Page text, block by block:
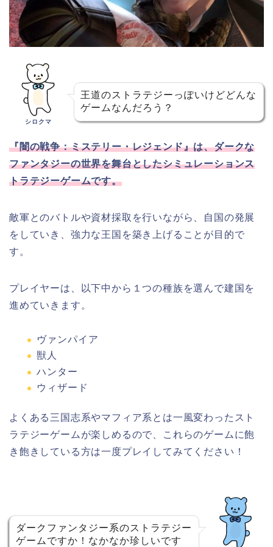
シロクマ
王道のストラテジーっぽいけどどんな
ゲームなんだろう？
『闇の戦争：ミステリー・レジェンド』は、ダークな
ファンタジーの世界を舞台としたシミュレーションス
トラテジーゲームです。
敵軍とのバトルや資材採取を行いながら、自国の発展
をしていき、強力な王国を築き上げることが目的で
す。
プレイヤーは、以下中から１つの種族を選んで建国を
進めていきます。
ヴァンパイア
獣人
ハンター
ウィザード
よくある三国志系やマフィア系とは一風変わったスト
ラテジーゲームが楽しめるので、これらのゲームに飽
き飽きしている方は一度プレイしてみてください！
ダークファンタジー系のストラテジー
ゲームですか！なかなか珍しいです